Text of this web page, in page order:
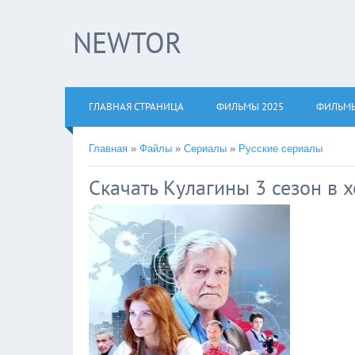
NEWTOR
ГЛАВНАЯ СТРАНИЦА ФИЛЬМЫ 2025
Главная » Файлы » Сериалы » Русские сериалы
Скачать Кулагины 3 сезон в
Нажмите
!!!Если Вы